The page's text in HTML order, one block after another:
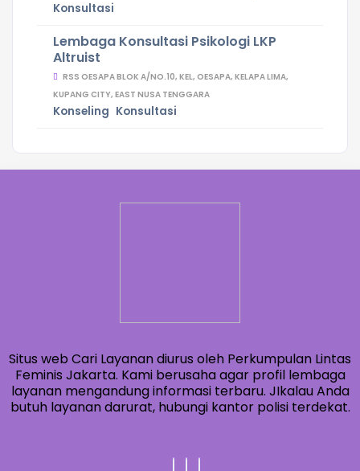
Konsultasi
Lembaga Konsultasi Psikologi LKP
Altruist
RSS OESAPA BLOK A/NO.10, KEL, OESAPA, KELAPA LIMA,
KUPANG CITY, EAST NUSA TENGGARA
Konseling Konsultasi
Situs web Cari Layanan diurus oleh Perkumpulan Lintas
Feminis Jakarta. Kami berusaha agar profil lembaga
layanan mengandung informasi terbaru. JIkalau Anda
butuh layanan darurat, hubungi kantor polisi terdekat.